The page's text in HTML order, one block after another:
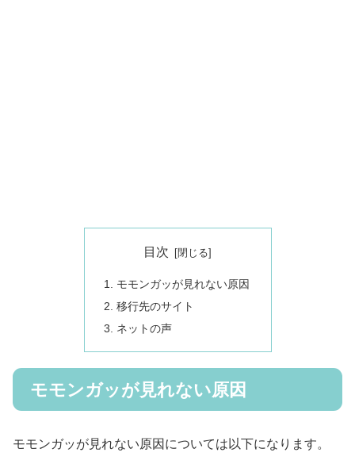
目次
モモンガッが見れない原因
移行先のサイト
ネットの声
モモンガッが見れない原因
モモンガッが見れない原因については以下になります。